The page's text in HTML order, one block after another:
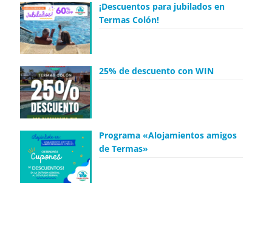
¡Descuentos para jubilados en
Termas Colón!
25% de descuento con WIN
Programa «Alojamientos amigos
de Termas»